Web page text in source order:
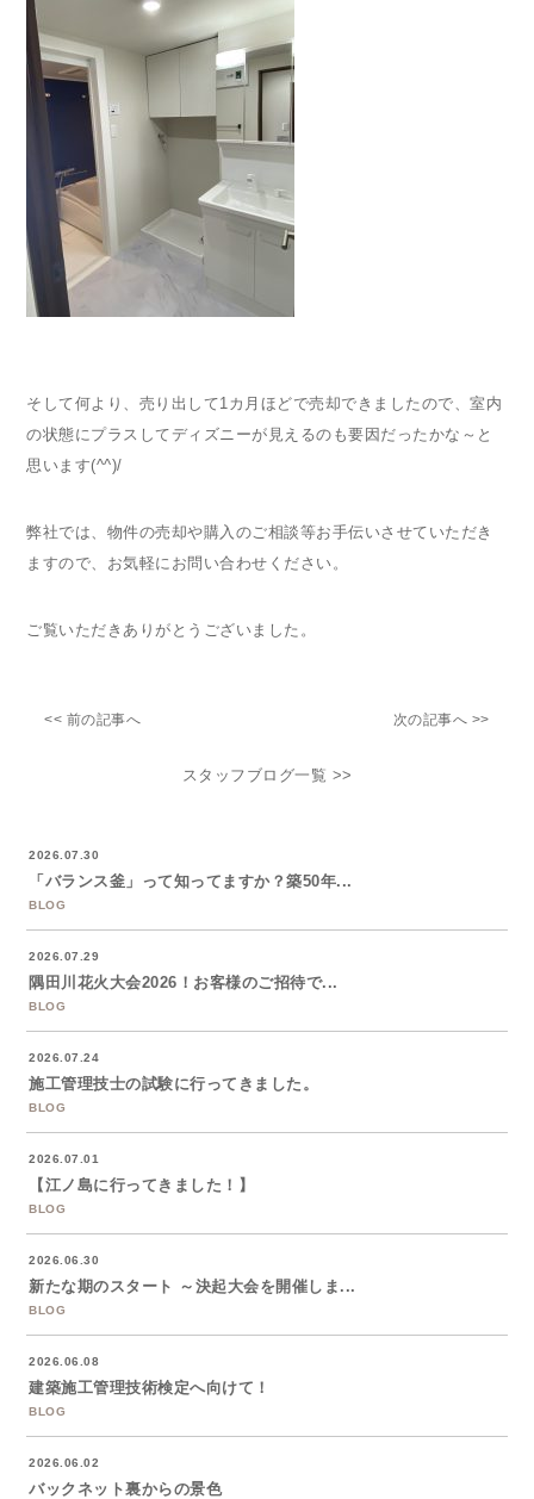
そして何より、売り出して1カ月ほどで売却できましたので、室内
の状態にプラスしてディズニーが見えるのも要因だったかな～と
思います(^^)/
弊社では、物件の売却や購入のご相談等お手伝いさせていただき
ますので、お気軽にお問い合わせください。
ご覧いただきありがとうございました。
<< 前の記事へ 次の記事へ >>
スタッフブログ一覧 >>
2026.07.30
「バランス釜」って知ってますか？築50年...
BLOG
2026.07.29
隅田川花火大会2026！お客様のご招待で...
BLOG
2026.07.24
施工管理技士の試験に行ってきました。
BLOG
2026.07.01
【江ノ島に行ってきました！】
BLOG
2026.06.30
新たな期のスタート ～決起大会を開催しま...
BLOG
2026.06.08
建築施工管理技術検定へ向けて！
BLOG
2026.06.02
バックネット裏からの景色